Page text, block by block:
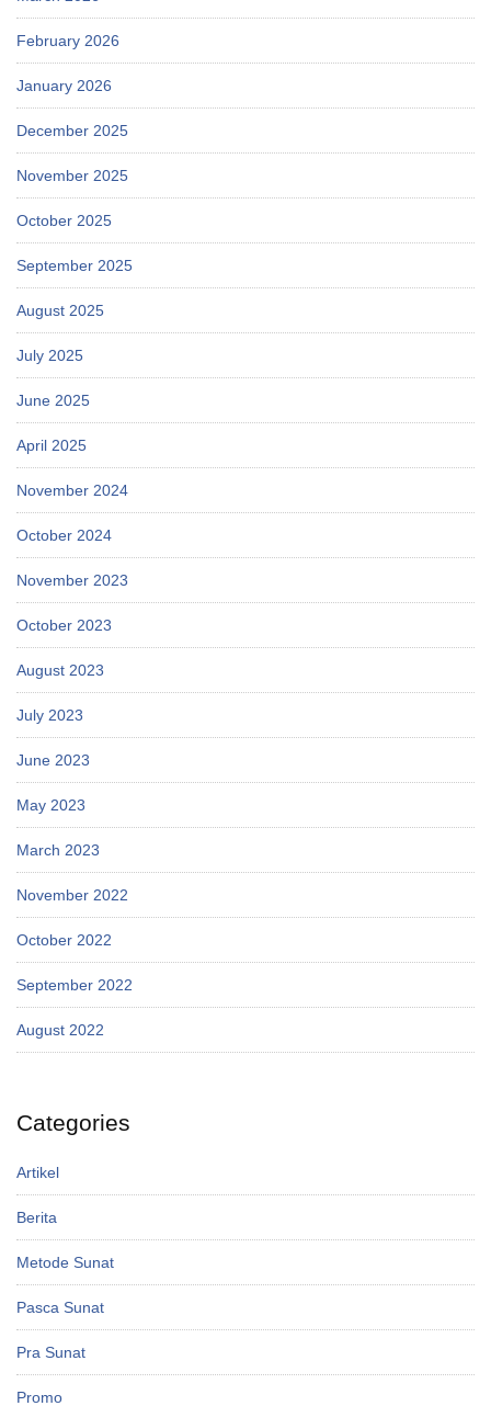
February 2026
January 2026
December 2025
November 2025
October 2025
September 2025
August 2025
July 2025
June 2025
April 2025
November 2024
October 2024
November 2023
October 2023
August 2023
July 2023
June 2023
May 2023
March 2023
November 2022
October 2022
September 2022
August 2022
Categories
Artikel
Berita
Metode Sunat
Pasca Sunat
Pra Sunat
Promo